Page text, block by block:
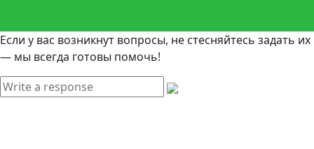
Если у вас возникнут вопросы, не стесняйтесь задать их
— мы всегда готовы помочь!